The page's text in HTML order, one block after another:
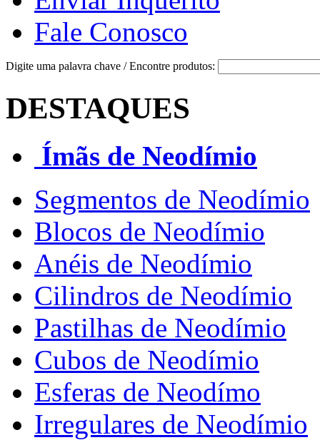
Fale Conosco
Digite uma palavra chave / Encontre produtos:
DESTAQUES
Ímãs de Neodímio
Segmentos de Neodímio
Blocos de Neodímio
Anéis de Neodímio
Cilindros de Neodímio
Pastilhas de Neodímio
Cubos de Neodímio
Esferas de Neodímo
Irregulares de Neodímio